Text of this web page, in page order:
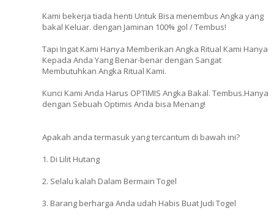
Kami bekerja tiada henti Untuk Bisa menembus Angka yang
bakal Keluar. dengan Jaminan 100% gol / Tembus!
Tapi Ingat Kami Hanya Memberikan Angka Ritual Kami Hanya
Kepada Anda Yang Benar-benar dengan Sangat
Membutuhkan Angka Ritual Kami.
Kunci Kami Anda Harus OPTIMIS Angka Bakal. Tembus.Hanya
dengan Sebuah Optimis Anda bisa Menang!
Apakah anda termasuk yang tercantum di bawah ini?
1. Di Lilit Hutang
2. Selalu kalah Dalam Bermain Togel
3. Barang berharga Anda udah Habis Buat Judi Togel